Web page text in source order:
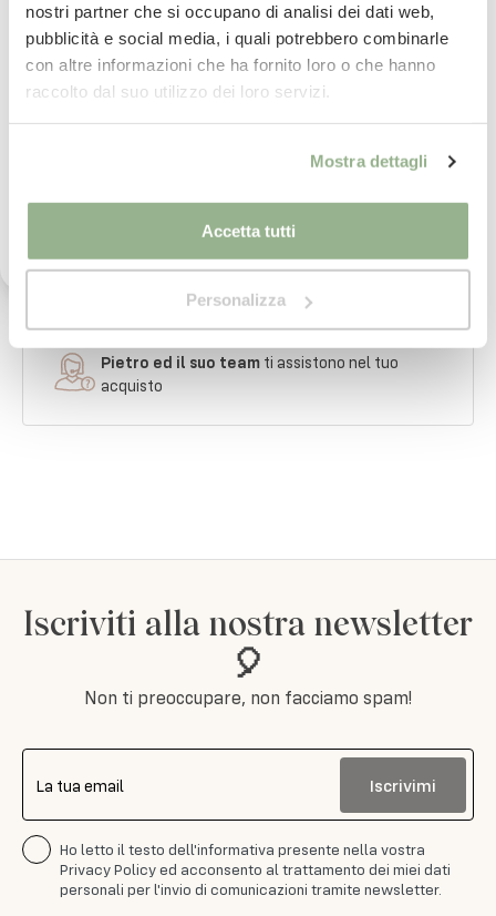
nostri partner che si occupano di analisi dei dati web,
pubblicità e social media, i quali potrebbero combinarle
con altre informazioni che ha fornito loro o che hanno
raccolto dal suo utilizzo dei loro servizi.
Mostra dettagli
Accetta tutti
Personalizza
Consegnain 24/48 ore.
Per saperne di più
imballaggiosicuro al 100%
Pietro ed il suo team ti assistono nel tuo
acquisto
Iscriviti alla nostra newsletter
🎈
Non ti preoccupare, non facciamo spam!
La tua email Iscrivimi
Ho letto il testo dell'informativa presente nella vostra
Privacy Policy ed acconsento al trattamento dei miei dati
personali per l'invio di comunicazioni tramite newsletter.
La tua email
Iscrivimi
vostra Privacy Policy ed acconsento al
comunicazioni tramite newsletter.